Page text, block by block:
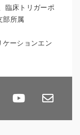
臨床トリガーポ
部所属
ケーションエン